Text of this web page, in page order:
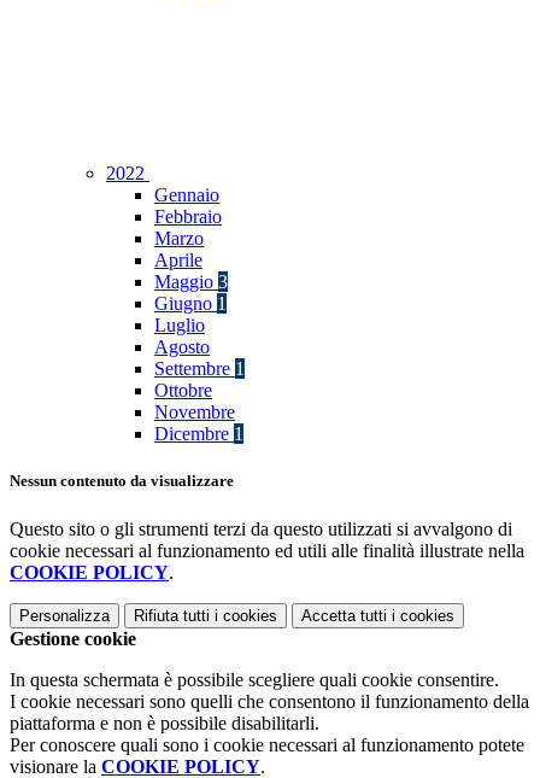
2022
Gennaio
Febbraio
Marzo
Aprile
Maggio 3
Giugno 1
Luglio
Agosto
Settembre 1
Ottobre
Novembre
Dicembre 1
Nessun contenuto da visualizzare
Questo sito o gli strumenti terzi da questo utilizzati si avvalgono di
cookie necessari al funzionamento ed utili alle finalità illustrate nella
COOKIE POLICY.
Personalizza Rifiuta tutti i cookies Accetta tutti i cookies
Gestione cookie
In questa schermata è possibile scegliere quali cookie consentire.
I cookie necessari sono quelli che consentono il funzionamento della
piattaforma e non è possibile disabilitarli.
Per conoscere quali sono i cookie necessari al funzionamento potete
visionare la COOKIE POLICY.